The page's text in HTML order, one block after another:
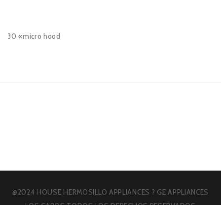
30 «micro hood
@2024 HOUSE HERMOSILLO APPLIANCES ? GE APPLIANCES